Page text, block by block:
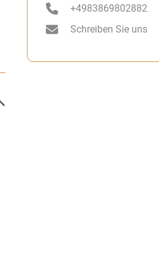
+4983869802882
Schreiben Sie uns